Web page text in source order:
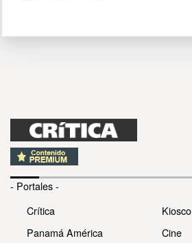
- Portales -
Crítica
Panamá América
Kiosco
Cine